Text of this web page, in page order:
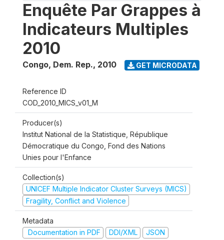
Enquête Par Grappes à
Indicateurs Multiples
2010
Congo, Dem. Rep., 2010 GET MICRODATA
Reference ID
COD_2010_MICS_v01_M
Producer(s)
Institut National de la Statistique, République
Démocratique du Congo, Fond des Nations
Unies pour l'Enfance
Collection(s)
UNICEF Multiple Indicator Cluster Surveys (MICS)
Fragility, Conflict and Violence
Metadata
Documentation in PDF
DDI/XML JSON